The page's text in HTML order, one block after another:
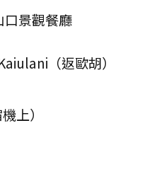
景觀餐廳
（返歐胡）
上）